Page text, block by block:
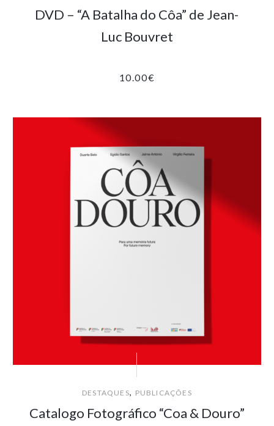
DVD – “A Batalha do Côa” de Jean-
Luc Bouvret
10.00€
DESTAQUES, PUBLICAÇÕES
Catalogo Fotográfico “Coa & Douro”